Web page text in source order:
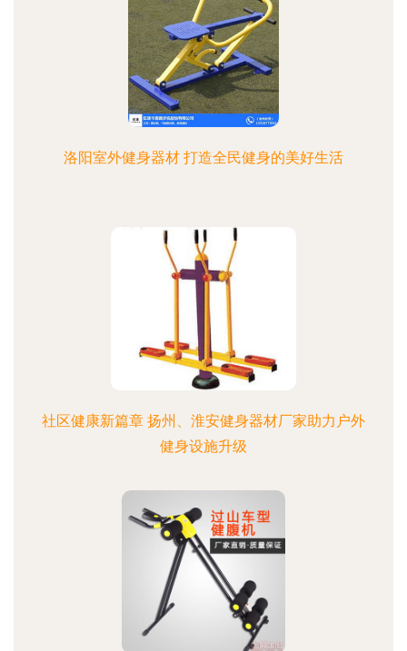
洛阳室外健身器材 打造全民健身的美好生活
社区健康新篇章 扬州、淮安健身器材厂家助力户外
健身设施升级